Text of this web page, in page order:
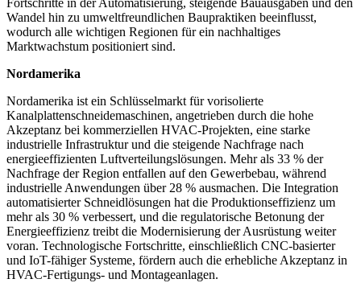
Fortschritte in der Automatisierung, steigende Bauausgaben und den
Wandel hin zu umweltfreundlichen Baupraktiken beeinflusst,
wodurch alle wichtigen Regionen für ein nachhaltiges
Marktwachstum positioniert sind.
Nordamerika
Nordamerika ist ein Schlüsselmarkt für vorisolierte
Kanalplattenschneidemaschinen, angetrieben durch die hohe
Akzeptanz bei kommerziellen HVAC-Projekten, eine starke
industrielle Infrastruktur und die steigende Nachfrage nach
energieeffizienten Luftverteilungslösungen. Mehr als 33 % der
Nachfrage der Region entfallen auf den Gewerbebau, während
industrielle Anwendungen über 28 % ausmachen. Die Integration
automatisierter Schneidlösungen hat die Produktionseffizienz um
mehr als 30 % verbessert, und die regulatorische Betonung der
Energieeffizienz treibt die Modernisierung der Ausrüstung weiter
voran. Technologische Fortschritte, einschließlich CNC-basierter
und IoT-fähiger Systeme, fördern auch die erhebliche Akzeptanz in
HVAC-Fertigungs- und Montageanlagen.